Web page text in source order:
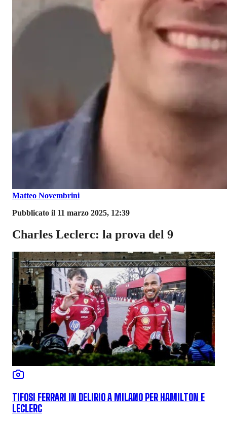
Matteo Novembrini
Pubblicato il 11 marzo 2025, 12:39
Charles Leclerc: la prova del 9
TIFOSI FERRARI IN DELIRIO A MILANO PER HAMILTON E
LECLERC